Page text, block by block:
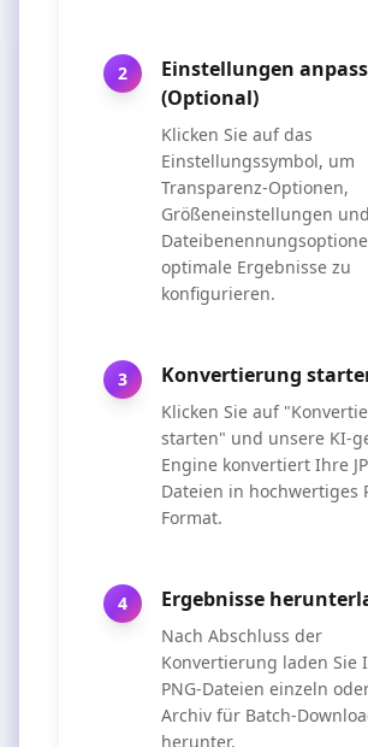
2
Einstellungen
(Optional)
Klicken Sie auf das
Einstellungssymbol, um
Transparenz-Optionen,
Größeneinstellungen und
optimale Ergebnisse zu
konfigurieren.
3 Konvertierung
Klicken Sie auf
starten" und unsere KI-
Engine konvertiert Ihre
Dateien in hochwertiges
Format.
4 Ergebnisse
Nach Abschluss der
Konvertierung laden Sie
PNG-Dateien einzeln
Archiv für Batch-
herunter.